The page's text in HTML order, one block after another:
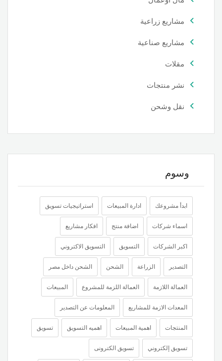
مشاريع زراعية
مشاريع صناعية
مقلات
نشر منتجات
نقل وشحن
وسوم
ابدأ مشروعك ادارة المبيعات استراتيجيات تسويق
اسماء شركات اضافة منتج افكار مشاريع
اكبر الشركات التسويق التسويق الاكتروني
التصدير الزراعة الشحن الشحن داخل مصر
العمالة اللازمة العمالة اللزمة للمشروع المبيعات
المعدات الازمة للمشاريع المعلومات عن التصدير
المنتجات اهمية المبيعات اهميه التسويق تسويق
تسويق إلكتروني تسويق الكترونى